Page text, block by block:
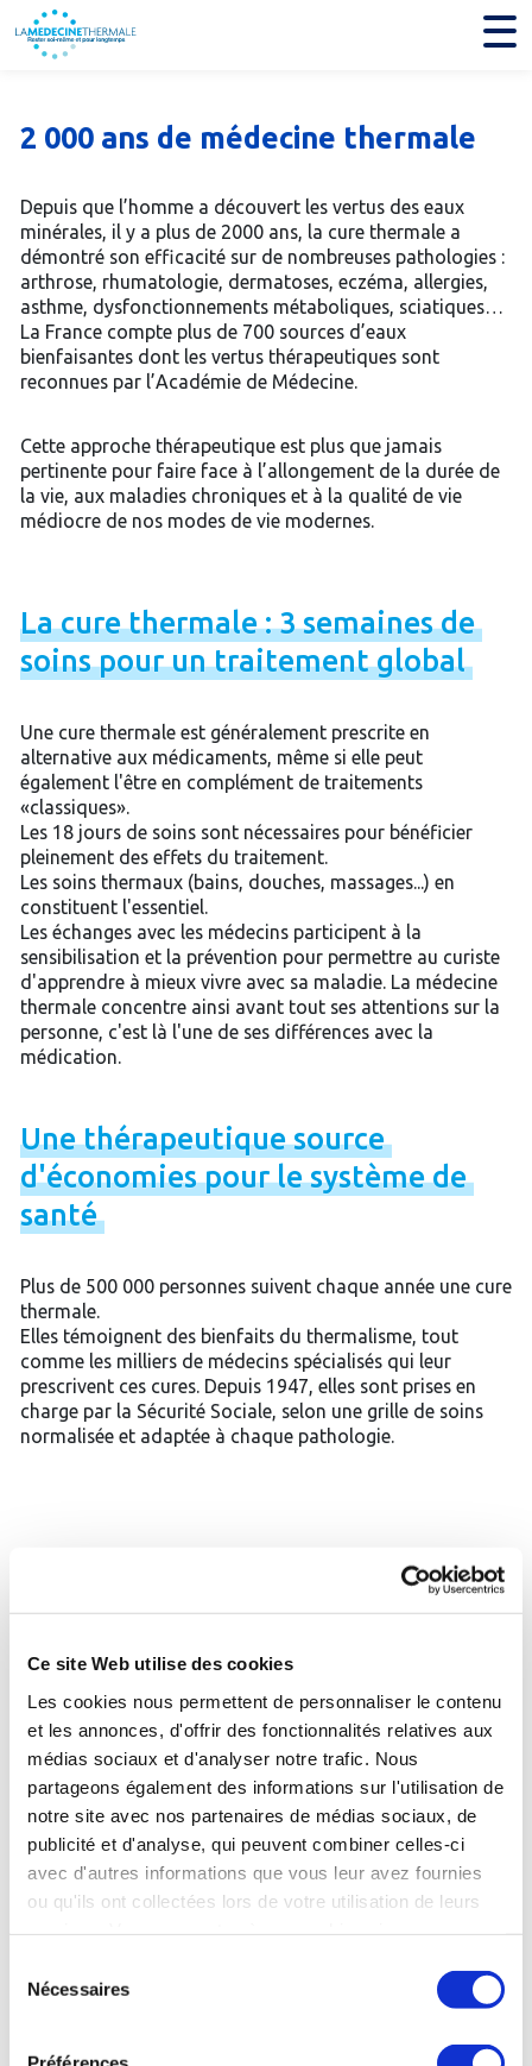
Ce site Web utilise des cookies
Les cookies nous permettent de personnaliser le contenu
et les annonces, d'offrir des fonctionnalités relatives aux
médias sociaux et d'analyser notre trafic. Nous
partageons également des informations sur l'utilisation de
notre site avec nos partenaires de médias sociaux, de
publicité et d'analyse, qui peuvent combiner celles-ci
avec d'autres informations que vous leur avez fournies
ou qu'ils ont collectées lors de votre utilisation de leurs
Nécessaires
2 000 ans de médecine thermale
Depuis que l’homme a découvert les vertus des eaux
minérales, il y a plus de 2000 ans, la cure thermale a
démontré son efficacité sur de nombreuses pathologies :
arthrose, rhumatologie, dermatoses, eczéma, allergies,
asthme, dysfonctionnements métaboliques, sciatiques…
La France compte plus de 700 sources d’eaux
bienfaisantes dont les vertus thérapeutiques sont
reconnues par l’Académie de Médecine.
Cette approche thérapeutique est plus que jamais
pertinente pour faire face à l’allongement de la durée de
la vie, aux maladies chroniques et à la qualité de vie
médiocre de nos modes de vie modernes.
Lacurethermale:3semainesde
soinspouruntraitementglobal
Une cure thermale est généralement prescrite en
alternative aux médicaments, même si elle peut
également l'être en complément de traitements
«classiques».
Les 18 jours de soins sont nécessaires pour bénéficier
pleinement des effets du traitement.
Les soins thermaux (bains, douches, massages...) en
constituent l'essentiel.
Les échanges avec les médecins participent à la
sensibilisation et la prévention pour permettre au curiste
d'apprendre à mieux vivre avec sa maladie. La médecine
thermale concentre ainsi avant tout ses attentions sur la
personne, c'est là l'une de ses différences avec la
médication.
Unethérapeutiquesource
d'économiespourlesystèmede
santé
Plus de 500 000 personnes suivent chaque année une cure
thermale.
Elles témoignent des bienfaits du thermalisme, tout
comme les milliers de médecins spécialisés qui leur
prescrivent ces cures. Depuis 1947, elles sont prises en
charge par la Sécurité Sociale, selon une grille de soins
normalisée et adaptée à chaque pathologie.